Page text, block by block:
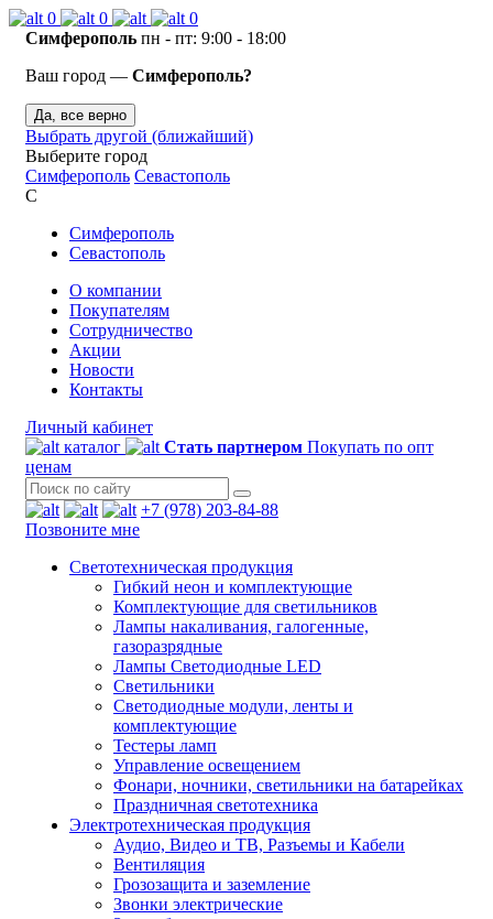
0 0
0
Симферополь пн - пт: 9:00 - 18:00
Ваш город — Симферополь?
Да, все верно
Выбрать другой (ближайший)
Выберите город
Симферополь Севастополь
С
Симферополь
Севастополь
О компании
Покупателям
Сотрудничество
Акции
Новости
Контакты
Личный кабинет
каталог
Стать партнером Покупать по опт
ценам
+7 (978) 203-84-88
Позвоните мне
Светотехническая продукция
Гибкий неон и комплектующие
Комплектующие для светильников
Лампы накаливания, галогенные,
газоразрядные
Лампы Светодиодные LED
Светильники
Светодиодные модули, ленты и
комплектующие
Тестеры ламп
Управление освещением
Фонари, ночники, светильники на батарейках
Праздничная светотехника
Электротехническая продукция
Аудио, Видео и ТВ, Разъемы и Кабели
Вентиляция
Грозозащита и заземление
Звонки электрические